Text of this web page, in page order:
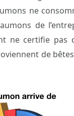
ne
de
ne certifie
de